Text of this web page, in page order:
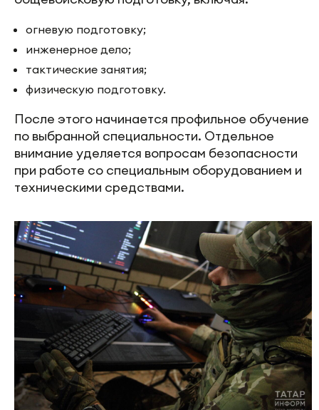
огневую подготовку;
инженерное дело;
тактические занятия;
физическую подготовку.
После этого начинается профильное обучение
по выбранной специальности. Отдельное
внимание уделяется вопросам безопасности
при работе со специальным оборудованием и
техническими средствами.